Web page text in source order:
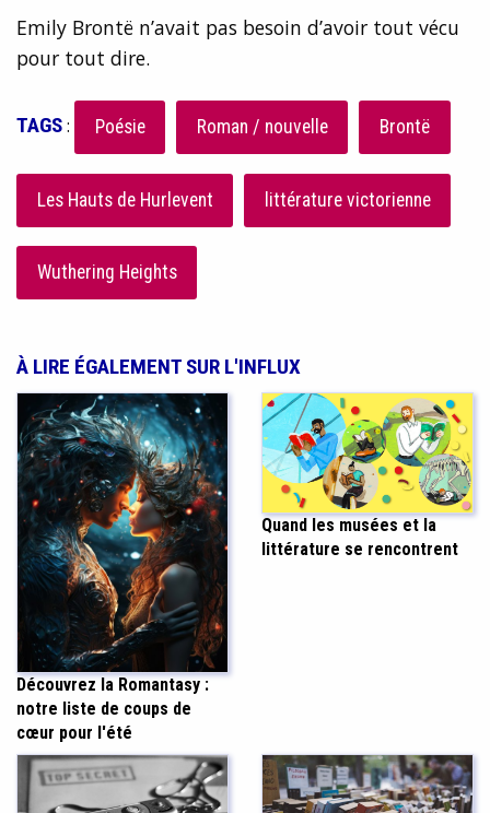
Emily Brontë n’avait pas besoin d’avoir tout vécu
pour tout dire.
TAGS: Poésie Roman / nouvelle Brontë
Les Hauts de Hurlevent littérature victorienne
Wuthering Heights
À LIRE ÉGALEMENT SUR L'INFLUX
Découvrez la Romantasy :
notre liste de coups de
cœur pour l'été
Quand les musées et la
littérature se rencontrent